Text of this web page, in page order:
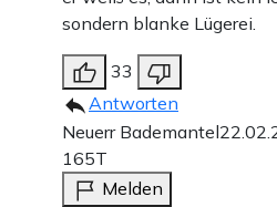
sondern blanke Lügerei.
33
Antworten
Neuerr Bademantel
165T
Melden